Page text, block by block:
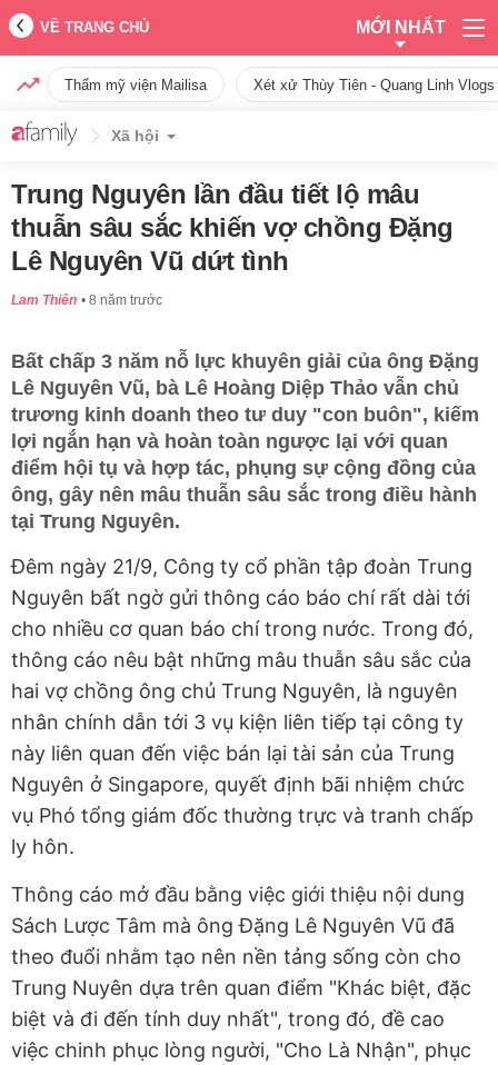
VỀ TRANG CHỦ MỚI NHẤT
Thẩm mỹ viện Mailisa Xét xử Thùy Tiên - Quang Linh
Xã hội
Trung Nguyên lần đầu tiết lộ mâu
thuẫn sâu sắc khiến vợ chồng Đặng
Lê Nguyên Vũ dứt tình
Lam Thiên 8 năm trước
Bất chấp 3 năm nỗ lực khuyên giải của ông Đặng
Lê Nguyên Vũ, bà Lê Hoàng Diệp Thảo vẫn chủ
trương kinh doanh theo tư duy "con buôn", kiếm
lợi ngắn hạn và hoàn toàn ngược lại với quan
điểm hội tụ và hợp tác, phụng sự cộng đồng của
ông, gây nên mâu thuẫn sâu sắc trong điều hành
tại Trung Nguyên.
Đêm ngày 21/9, Công ty cổ phần tập đoàn Trung
Nguyên bất ngờ gửi thông cáo báo chí rất dài tới
cho nhiều cơ quan báo chí trong nước. Trong đó,
thông cáo nêu bật những mâu thuẫn sâu sắc của
hai vợ chồng ông chủ Trung Nguyên, là nguyên
nhân chính dẫn tới 3 vụ kiện liên tiếp tại công ty
này liên quan đến việc bán lại tài sản của Trung
Nguyên ở Singapore, quyết định bãi nhiệm chức
vụ Phó tổng giám đốc thường trực và tranh chấp
ly hôn.
Thông cáo mở đầu bằng việc giới thiệu nội dung
Sách Lược Tâm mà ông Đặng Lê Nguyên Vũ đã
theo đuổi nhằm tạo nên nền tảng sống còn cho
Trung Nuyên dựa trên quan điểm "Khác biệt, đặc
biệt và đi đến tính duy nhất", trong đó, đề cao
việc chinh phục lòng người, "Cho Là Nhận", phục